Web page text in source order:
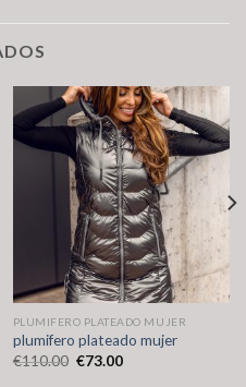
PLUMIFERO PLATEADO MUJER
plumifero plateado mujer
€110.00 €73.00